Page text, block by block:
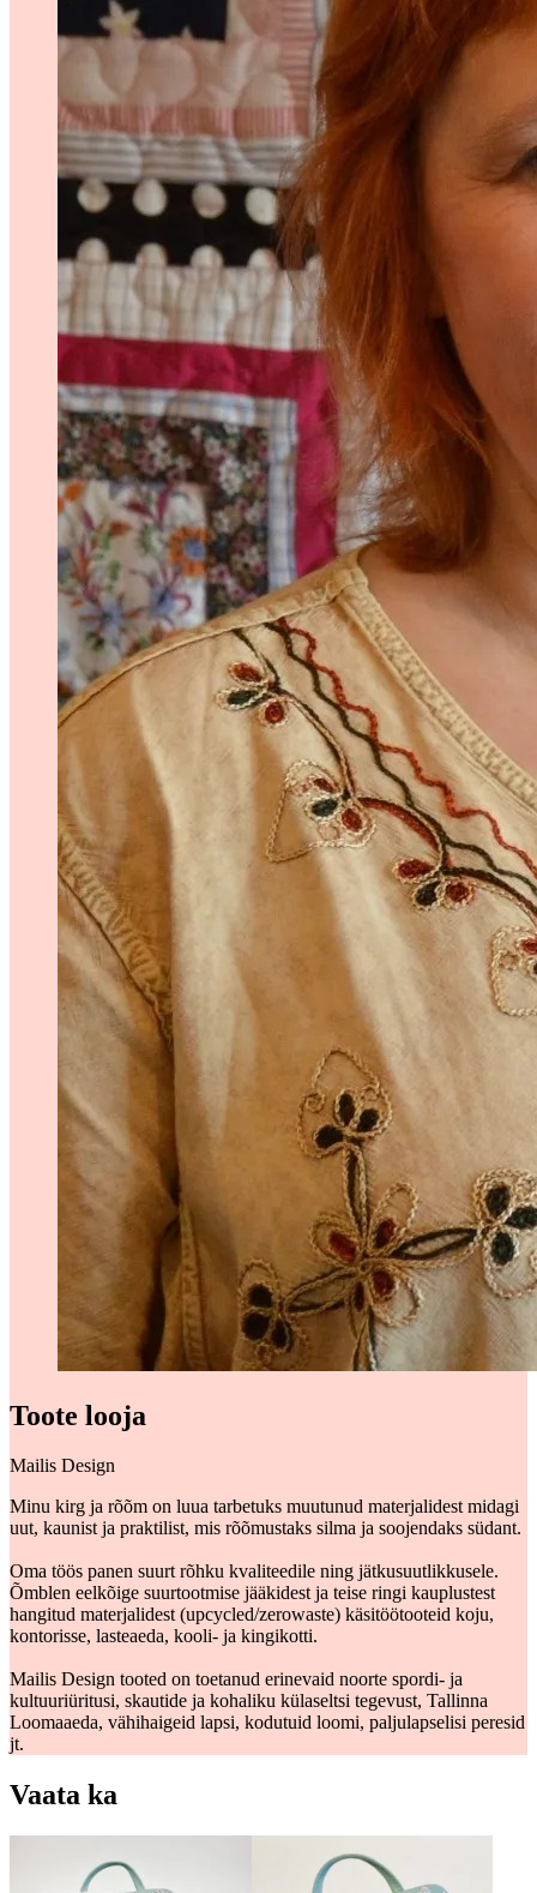
Toote looja
Mailis Design
Minu kirg ja rõõm on luua tarbetuks muutunud materjalidest midagi
uut, kaunist ja praktilist, mis rõõmustaks silma ja soojendaks südant.
Oma töös panen suurt rõhku kvaliteedile ning jätkusuutlikkusele.
Õmblen eelkõige suurtootmise jääkidest ja teise ringi kauplustest
hangitud materjalidest (upcycled/zerowaste) käsitöötooteid koju,
kontorisse, lasteaeda, kooli- ja kingikotti.
Mailis Design tooted on toetanud erinevaid noorte spordi- ja
kultuuriüritusi, skautide ja kohaliku külaseltsi tegevust, Tallinna
Loomaaeda, vähihaigeid lapsi, kodutuid loomi, paljulapselisi peresid
jt.
Vaata ka